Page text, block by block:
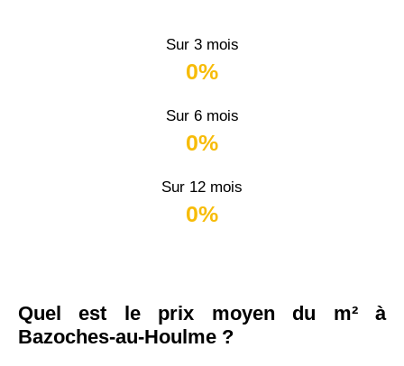
Sur 3 mois
0%
Sur 6 mois
0%
Sur 12 mois
0%
Quel est le prix moyen du m² à
Bazoches-au-Houlme ?